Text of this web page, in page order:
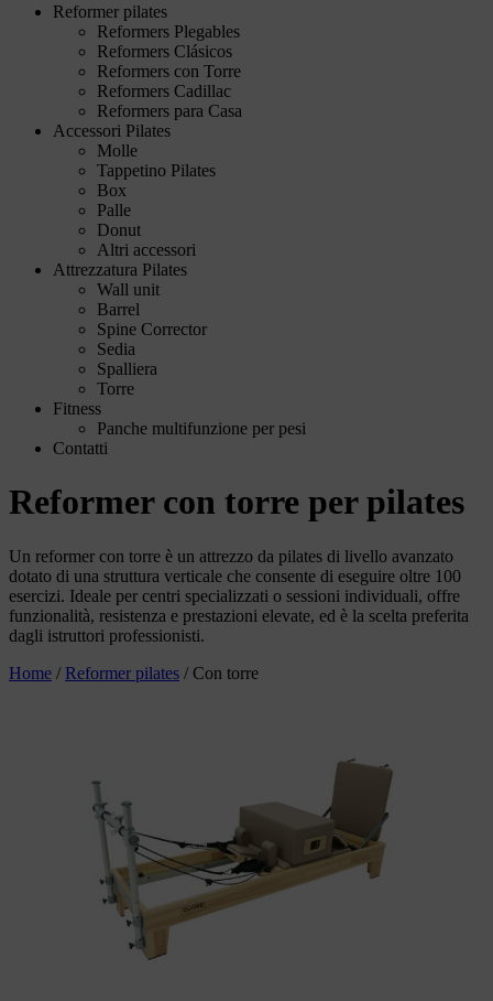
Reformer pilates
Reformers Plegables
Reformers Clásicos
Reformers con Torre
Reformers Cadillac
Reformers para Casa
Accessori Pilates
Molle
Tappetino Pilates
Box
Palle
Donut
Altri accessori
Attrezzatura Pilates
Wall unit
Barrel
Spine Corrector
Sedia
Spalliera
Torre
Fitness
Panche multifunzione per pesi
Contatti
Reformer con torre per pilates
Un reformer con torre è un attrezzo da pilates di livello avanzato
dotato di una struttura verticale che consente di eseguire oltre 100
esercizi. Ideale per centri specializzati o sessioni individuali, offre
funzionalità, resistenza e prestazioni elevate, ed è la scelta preferita
dagli istruttori professionisti.
Home / Reformer pilates / Con torre